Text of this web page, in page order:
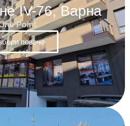
IV-76, Варна
Point
повече